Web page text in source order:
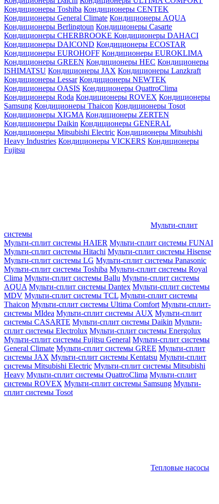
Кондиционеры Toshiba Кондиционеры CENTEK
Кондиционеры General Climate Кондиционеры AQUA
Кондиционеры Berlingtoun Кондиционеры Casarte
Кондиционеры CHERBROOKE Кондиционеры DAHACI
Кондиционеры DAICOND Кондиционеры ECOSTAR
Кондиционеры EUROHOFF Кондиционеры EUROKLIMA
Кондиционеры GREEN Кондиционеры HEC Кондиционеры
ISHIMATSU Кондиционеры JAX Кондиционеры Lanzkraft
Кондиционеры Lessar Кондиционеры NEWTEK
Кондиционеры OASIS Кондиционеры QuattroClima
Кондиционеры Roda Кондиционеры ROVEX Кондиционеры
Samsung Кондиционеры Thaicon Кондиционеры Tosot
Кондиционеры XIGMA Кондиционеры ZERTEN
Кондиционеры Daikin Кондиционеры GENERAL
Кондиционеры Mitsubishi Electric Кондиционеры Mitsubishi
Heavy Industries Кондиционеры VICKERS Кондиционеры
Fujitsu
Мульти-сплит
системы
Мульти-сплит системы HAIER Мульти-сплит системы FUNAI
Мульти-сплит системы Hitachi Мульти-сплит системы Hisense
Мульти-сплит системы LG Мульти-сплит системы Panasonic
Мульти-сплит системы Toshiba Мульти-сплит системы Royal
Clima Мульти-сплит системы Ballu Мульти-сплит системы
AQUA Мульти-сплит системы Dantex Мульти-сплит системы
MDV Мульти-сплит системы TCL Мульти-сплит системы
Thaicon Мульти-сплит системы Ultima Comfort Мульти-сплит-
системы MIdea Мульти-сплит системы AUX Мульти-сплит
системы CASARTE Мульти-сплит системы Daikin Мульти-
сплит системы Electrolux Мульти-сплит системы Energolux
Мульти-сплит системы Fujitsu General Мульти-сплит системы
General Climate Мульти-сплит системы GREE Мульти-сплит
системы JAX Мульти-сплит системы Kentatsu Мульти-сплит
системы Mitsubishi Electric Мульти-сплит системы Mitsubishi
Heavy Мульти-сплит системы QuattroClima Мульти-сплит
системы ROVEX Мульти-сплит системы Samsung Мульти-
сплит системы Tosot
Тепловые насосы